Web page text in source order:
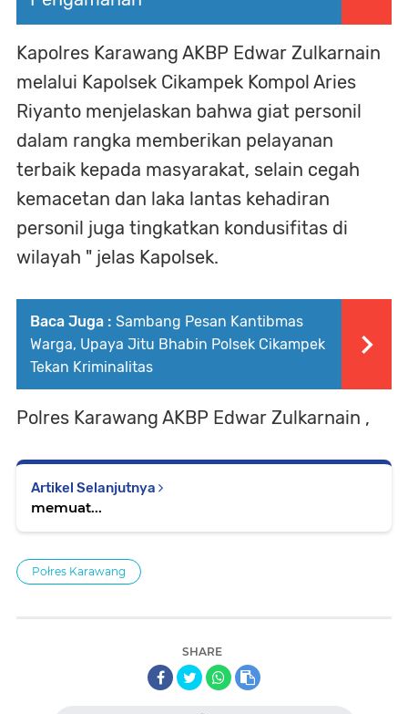
Kapolres Karawang AKBP Edwar Zulkarnain
melalui Kapolsek Cikampek Kompol Aries
Riyanto menjelaskan bahwa giat personil
dalam rangka memberikan pelayanan
terbaik kepada masyarakat, selain cegah
kemacetan dan laka lantas kehadiran
personil juga tingkatkan kondusifitas di
wilayah " jelas Kapolsek.
Baca Juga : Sambang Pesan Kantibmas
Warga, Upaya Jitu Bhabin Polsek Cikampek
Tekan Kriminalitas
Polres Karawang AKBP Edwar Zulkarnain ,
Artikel Selanjutnya
memuat...
Połres Karawang
SHARE